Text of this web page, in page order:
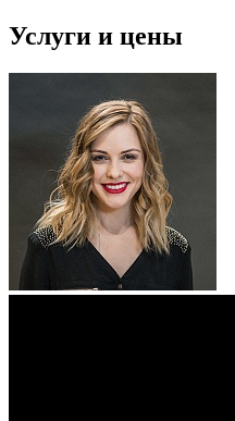
Услуги и цены